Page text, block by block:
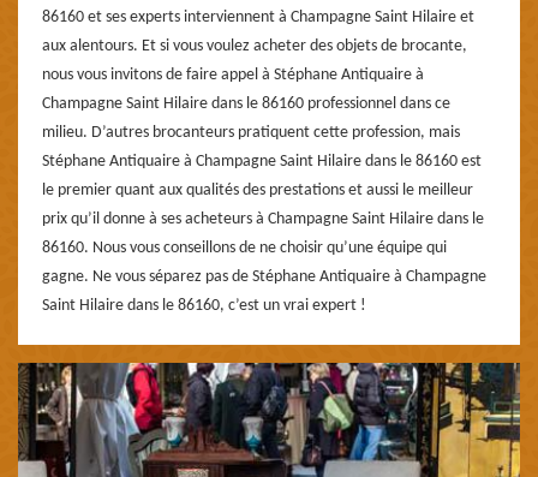
86160 et ses experts interviennent à Champagne Saint Hilaire et
aux alentours. Et si vous voulez acheter des objets de brocante,
nous vous invitons de faire appel à Stéphane Antiquaire à
Champagne Saint Hilaire dans le 86160 professionnel dans ce
milieu. D’autres brocanteurs pratiquent cette profession, mais
Stéphane Antiquaire à Champagne Saint Hilaire dans le 86160 est
le premier quant aux qualités des prestations et aussi le meilleur
prix qu’il donne à ses acheteurs à Champagne Saint Hilaire dans le
86160. Nous vous conseillons de ne choisir qu’une équipe qui
gagne. Ne vous séparez pas de Stéphane Antiquaire à Champagne
Saint Hilaire dans le 86160, c’est un vrai expert !